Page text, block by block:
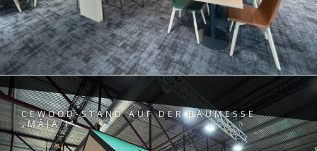
CEWOOD-STAND AUF DER BAUMESSE
„MĀJA I“